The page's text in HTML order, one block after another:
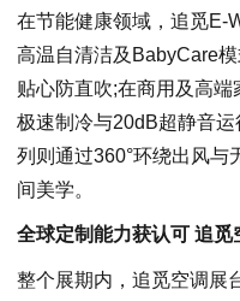
在节能健康领域，追觅E-
高温自清洁及BabyCare
贴心防直吹;在商用及高
极速制冷与20dB超静音
列则通过360°环绕出风与
间美学。
全球定制能力获认可 追
整个展期内，追觅空调展